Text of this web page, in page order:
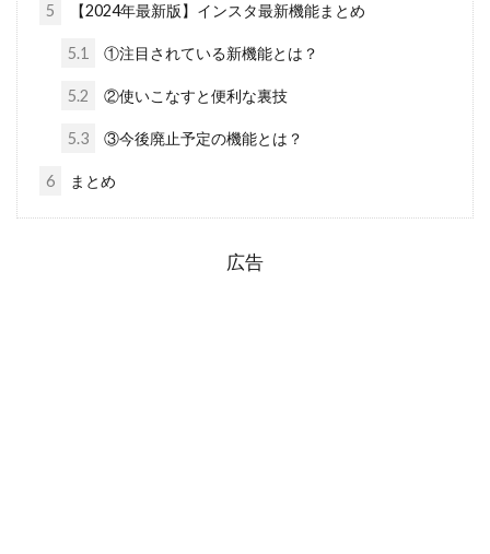
5 【2024年最新版】インスタ最新機能まとめ
5.1 ①注目されている新機能とは？
5.2 ②使いこなすと便利な裏技
5.3 ③今後廃止予定の機能とは？
6 まとめ
広告